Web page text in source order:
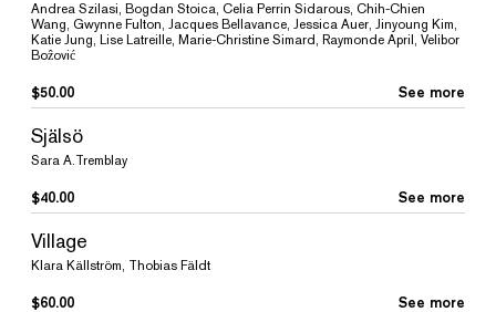
Andrea Szilasi, Bogdan Stoica, Celia Perrin Sidarous, Chih-Chien
Wang, Gwynne Fulton, Jacques Bellavance, Jessica Auer, Jinyoung Kim,
Katie Jung, Lise Latreille, Marie-Christine Simard, Raymonde April, Velibor
Boẑović
$50.00 See more
Själsö
Sara A.Tremblay
$40.00 See more
Village
Klara Källström, Thobias Fäldt
$60.00 See more